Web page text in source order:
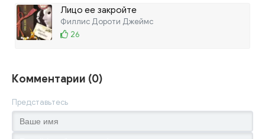
Лицо ее закройте
Филлис Дороти Джеймс
26
Комментарии (0)
Представьтесь